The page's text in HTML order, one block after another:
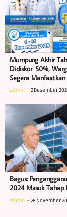
Mumpung Akhir
Didiskon 50%,
Segera Manfaatkan
admin 2 Desember
Bagus:
2024 Masuk Tahap
admin 28 November